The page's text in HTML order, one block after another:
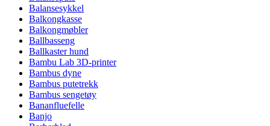
Balansesykkel
Balkongkasse
Balkongmøbler
Ballbasseng
Ballkaster hund
Bambu Lab 3D-printer
Bambus dyne
Bambus putetrekk
Bambus sengetøy
Bananfluefelle
Banjo